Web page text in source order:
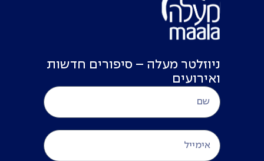
ניוזלטר מעלה – סיפורים חדשות
ואירועים